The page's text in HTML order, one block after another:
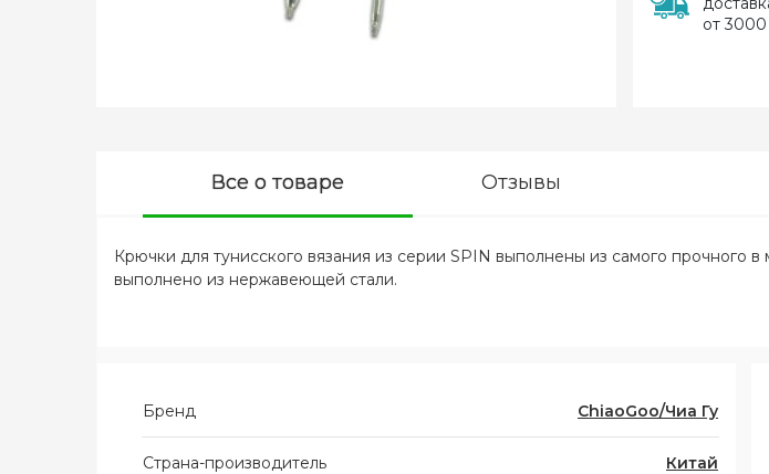
от 3000
Все о товаре Отзывы
Крючки для тунисского вязания из серии SPIN выполнены из самого
выполнено из нержавеющей стали.
Бренд ChiaoGoo/Чиа Гу
Страна-производитель Китай